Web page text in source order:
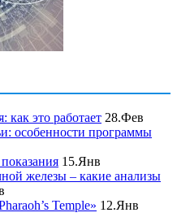
как это работает 28.Фев
особенности программы
15.Янв
железы – какие анализы
Temple» 12.Янв